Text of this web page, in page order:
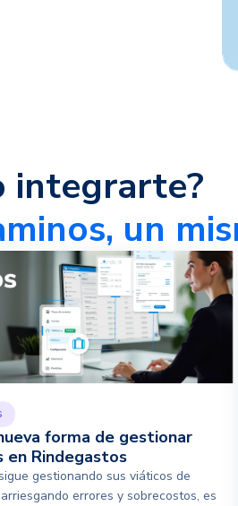
integrarte?
un
forma de gestionar
en Rindegastos
gestionando sus viáticos de
errores y sobrecostos, es